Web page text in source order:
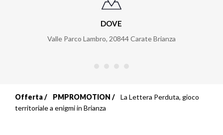
DOVE
Valle Parco Lambro, 20844Carate Brianza
Briciole
Offerta PMPROMOTION
La Lettera Perduta, gioco
territoriale a enigmi in Brianza